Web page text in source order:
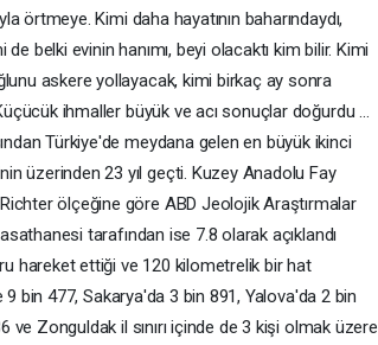
örtmeye. Kimi daha hayatının baharındaydı,
belki evinin hanımı, beyi olacaktı kim bilir. Kimi
askere yollayacak, kimi birkaç ay sonra
ihmaller büyük ve acı sonuçlar doğurdu ...
Türkiye'de meydana gelen en büyük ikinci
üzerinden 23 yıl geçti. Kuzey Anadolu Fay
ölçeğine göre ABD Jeolojik Araştırmalar
tarafından ise 7.8 olarak açıklandı
hareket ettiği ve 120 kilometrelik bir hat
9 bin 477, Sakarya'da 3 bin 891, Yalova'da 2 bin
Zonguldak il sınırı içinde de 3 kişi olmak üzere